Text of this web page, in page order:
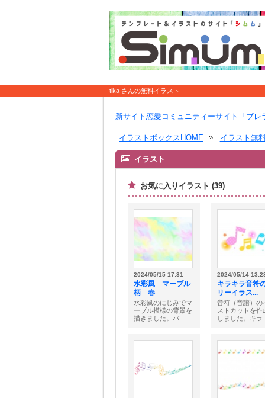
tika さんの無料イラスト
新サイト恋愛コミュニティーサイト「ブレ
イラストボックスHOME イラスト無
イラスト
お気に入りイラスト (39)
2024/05/15 17:31
水彩風 マーブル
柄 春
水彩風のにじみでマ
ーブル模様の背景を
描きました。パ...
2024/05/14
キラキラ音符
リーイラス...
音符（音譜）の
ストカットを作
しました。キラ